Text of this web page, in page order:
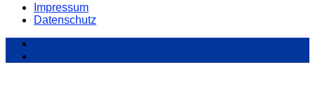
Impressum
Datenschutz